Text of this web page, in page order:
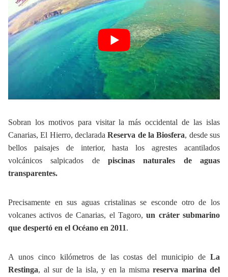
Sobran los motivos para visitar la más occidental de las islas
Canarias, El Hierro, declaradaReserva de la Biosfera, desde sus
bellos paisajes de interior, hasta los agrestes acantilados
volcánicos salpicados de piscinas naturales de aguas
transparentes.
Precisamente en sus aguas cristalinas se esconde otro de los
volcanes activos de Canarias, el Tagoro,un cráter submarino
que despertó en el Océano en 2011.
A unos cinco kilómetros de las costas del municipio de La
Restinga, al sur de la isla, y en la misma reserva marina del